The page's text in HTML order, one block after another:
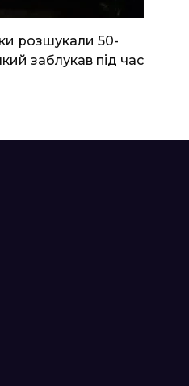
розшукали 50-
заблукав під час